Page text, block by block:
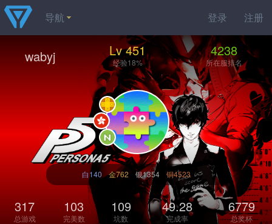
登录 注册
导航
wabyj Lv 451
经验18%
4238
所在服排名
白140 金762 银1354 铜4523
317
总游戏
103
完美数
109
坑数
49.28
完成率
6779
总奖杯